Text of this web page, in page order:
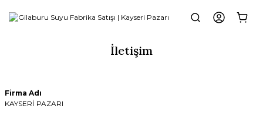
İletişim
Firma Adı
KAYSERİ PAZARI